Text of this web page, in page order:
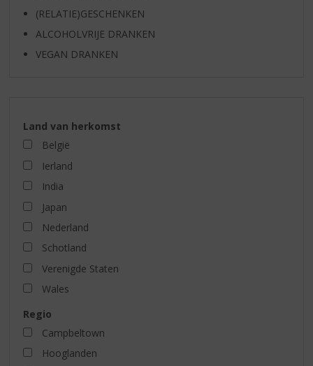
(RELATIE)GESCHENKEN
ALCOHOLVRIJE DRANKEN
VEGAN DRANKEN
Land van herkomst
België
Ierland
India
Japan
Nederland
Schotland
Verenigde Staten
Wales
Regio
Campbeltown
Hooglanden